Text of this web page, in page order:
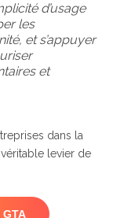
d’usage
les
et s’appuyer
et
dans la
levier de